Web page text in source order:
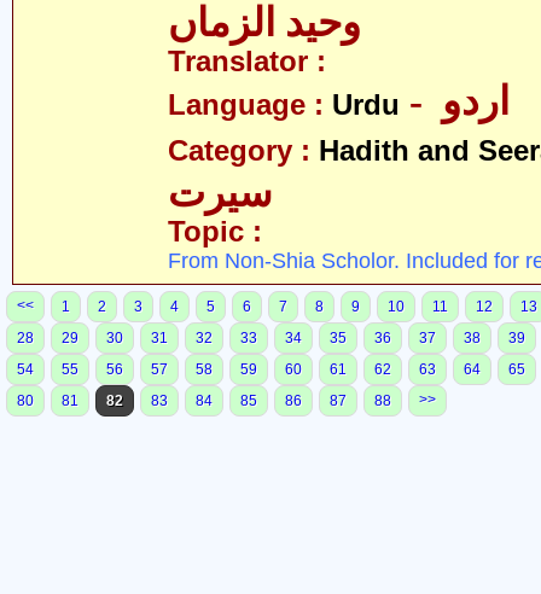
وحید الزماں
Translator :
Language : Urdu
Category : Hadith and
سیرت
Topic :
From Non-Shia Scholor. Included for
<< 1 2 3 4 5 6 7 8 9 10 11 12
13
28
29 30 31 32 33 34 35 36 37 38
39
54
55 56 57 58 59 60 61 62 63 64
65
80
81 82 83 84 85 86 87 88 >>